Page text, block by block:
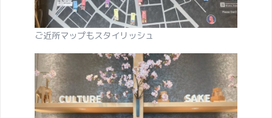
ご近所マップもスタイリッシュ